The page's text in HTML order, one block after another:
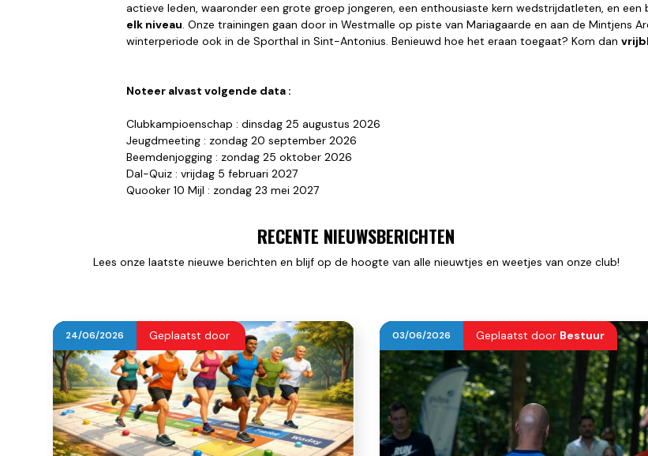
actieve leden, waaronder een grote groep jongeren, een enthousiaste kern wedstrijdatleten, en
elk niveau. Onze trainingen gaan door in Westmalle op piste van Mariagaarde en aan de Mintjens
winterperiode ook in de Sporthal in Sint-Antonius. Benieuwd hoe het eraan toegaat? Kom dan
Noteer alvast volgende data :
Clubkampioenschap : dinsdag 25 augustus 2026
Jeugdmeeting : zondag 20 september 2026
Beemdenjogging : zondag 25 oktober 2026
Dal-Quiz : vrijdag 5 februari 2027
Quooker 10 Mijl : zondag 23 mei 2027
RECENTE NIEUWSBERICHTEN
Lees onze laatste nieuwe berichten en blijf op de hoogte van alle nieuwtjes en weetjes van onze club!
24/06/2026 Geplaatst door 03/06/2026 Geplaatst door Bestuur